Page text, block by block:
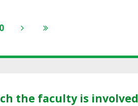
the faculty is involved